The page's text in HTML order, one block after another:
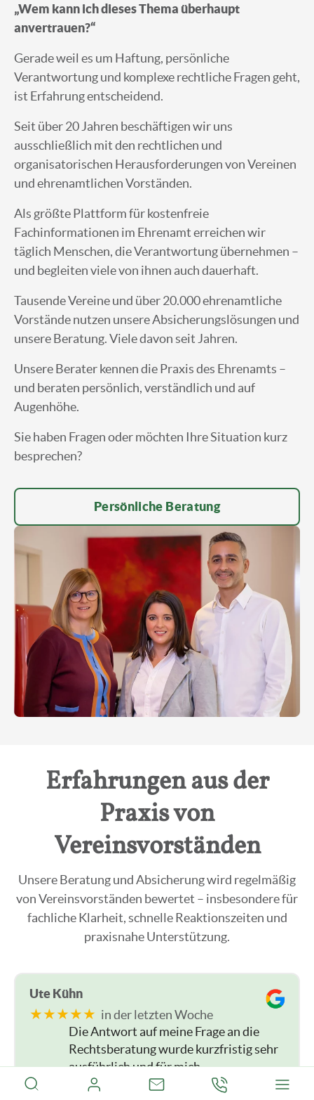
„Wem kann ich dieses Thema überhaupt
anvertrauen?“
Gerade weil es um Haftung, persönliche
Verantwortung und komplexe rechtliche Fragen geht,
ist Erfahrung entscheidend.
Seit über 20 Jahren beschäftigen wir uns
ausschließlich mit den rechtlichen und
organisatorischen Herausforderungen von Vereinen
und ehrenamtlichen Vorständen.
Als größte Plattform für kostenfreie
Fachinformationen im Ehrenamt erreichen wir
täglich Menschen, die Verantwortung übernehmen –
und begleiten viele von ihnen auch dauerhaft.
Tausende Vereine und über 20.000 ehrenamtliche
Vorstände nutzen unsere Absicherungslösungen und
unsere Beratung. Viele davon seit Jahren.
Unsere Berater kennen die Praxis des Ehrenamts –
und beraten persönlich, verständlich und auf
Augenhöhe.
Sie haben Fragen oder möchten Ihre Situation kurz
besprechen?
Persönliche Beratung
Erfahrungen aus der
Praxis von
Vereinsvorständen
Unsere Beratung und Absicherung wird regelmäßig
von Vereinsvorständen bewertet – insbesondere für
fachliche Klarheit, schnelle Reaktionszeiten und
praxisnahe Unterstützung.
Ute Kühn
★★★★★ in der letzten Woche
Die Antwort auf meine Frage an die
Rechtsberatung wurde kurzfristig sehr
ausführlich und für mich
nachvollziehbar beantwortet. Ich kann